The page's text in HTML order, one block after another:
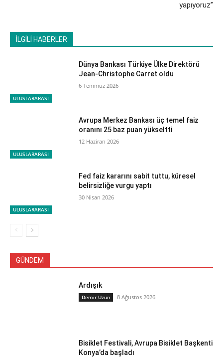
yapıyoruz”
İLGİLİ HABERLER
ULUSLARARASI
Dünya Bankası Türkiye Ülke Direktörü
Jean-Christophe Carret oldu
6 Temmuz 2026
ULUSLARARASI
Avrupa Merkez Bankası üç temel faiz
oranını 25 baz puan yükseltti
12 Haziran 2026
ULUSLARARASI
Fed faiz kararını sabit tuttu, küresel
belirsizliğe vurgu yaptı
30 Nisan 2026
GÜNDEM
Ardışık
Demir Uzun 8 Ağustos 2026
Bisiklet Festivali, Avrupa Bisiklet Başkenti
Konya’da başladı